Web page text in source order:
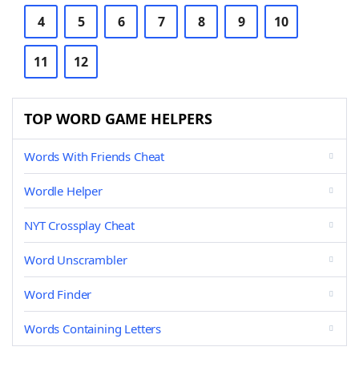
4 5 6 7 8 9 10
11 12
TOP WORD GAME HELPERS
Words With Friends Cheat
Wordle Helper
NYT Crossplay Cheat
Word Unscrambler
Word Finder
Words Containing Letters